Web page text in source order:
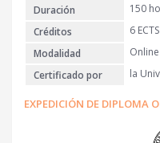
Duración
150
Créditos
6 ECTS
Modalidad
Online
Certificado por
la
EXPEDICIÓN DE DIPLOMA